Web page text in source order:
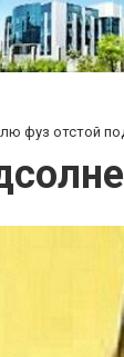
фуз отстой